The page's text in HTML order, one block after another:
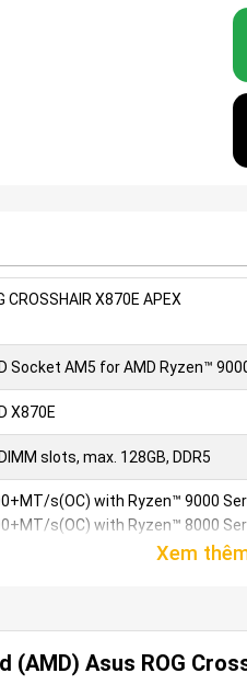
CROSSHAIR X870E APEX
Socket AM5 for AMD Ryzen™
X870E
slots, max. 128GB, DDR5
s(OC) with Ryzen™ 9000
s(OC) with Ryzen™ 8000
s(OC) with Ryzen™ 7000
(AMD) Asus ROG